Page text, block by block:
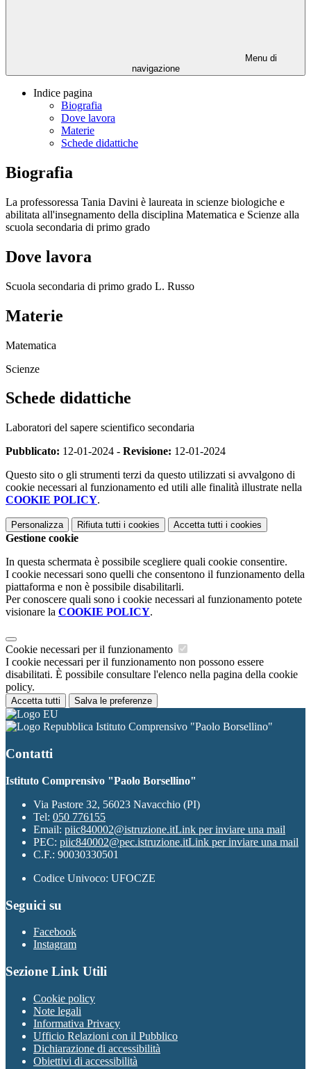
Menu di
navigazione
Indice pagina
Biografia
Dove lavora
Materie
Schede didattiche
Biografia
La professoressa Tania Davini è laureata in scienze biologiche e
abilitata all'insegnamento della disciplina Matematica e Scienze alla
scuola secondaria di primo grado
Dove lavora
Scuola secondaria di primo grado L. Russo
Materie
Matematica
Scienze
Schede didattiche
Laboratori del sapere scientifico secondaria
Pubblicato: 12-01-2024 - Revisione: 12-01-2024
Questo sito o gli strumenti terzi da questo utilizzati si avvalgono di
cookie necessari al funzionamento ed utili alle finalità illustrate nella
COOKIE POLICY.
Personalizza Rifiuta tutti i cookies Accetta tutti i cookies
Gestione cookie
In questa schermata è possibile scegliere quali cookie consentire.
I cookie necessari sono quelli che consentono il funzionamento della
piattaforma e non è possibile disabilitarli.
Per conoscere quali sono i cookie necessari al funzionamento potete
visionare la COOKIE POLICY.
Cookie necessari per il funzionamento
I cookie necessari per il funzionamento non possono essere
disabilitati. È possibile consultare l'elenco nella pagina della cookie
policy.
Accetta tutti Salva le preferenze
Istituto Comprensivo "Paolo Borsellino"
Contatti
Istituto Comprensivo "Paolo Borsellino"
Via Pastore 32, 56023 Navacchio (PI)
Tel: 050 776155
Email: piic840002@istruzione.itLink per inviare una mail
PEC: piic840002@pec.istruzione.itLink per inviare una mail
C.F.: 90030330501
Codice Univoco: UFOCZE
Seguici su
Facebook
Instagram
Sezione Link Utili
Cookie policy
Note legali
Informativa Privacy
Ufficio Relazioni con il Pubblico
Dichiarazione di accessibilità
Obiettivi di accessibilità